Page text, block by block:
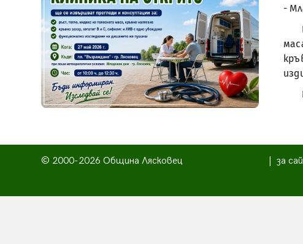
-
© 2000-2026 Община Лясковец за